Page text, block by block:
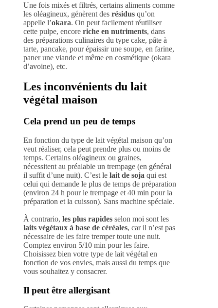
Une fois mixés et filtrés, certains aliments comme
les oléagineux, génèrent des résidus qu’on
appelle l’okara. On peut facilement réutiliser
cette pulpe, encore riche en nutriments, dans
des préparations culinaires du type cake, pâte à
tarte, pancake, pour épaissir une soupe, en farine,
paner une viande et même en cosmétique (okara
d’avoine), etc.
Les inconvénients du lait
végétal maison
Cela prend un peu de temps
En fonction du type de lait végétal maison qu’on
veut réaliser, cela peut prendre plus ou moins de
temps. Certains oléagineux ou graines,
nécessitent au préalable un trempage (en général
il suffit d’une nuit). C’est le lait de soja qui est
celui qui demande le plus de temps de préparation
(environ 24 h pour le trempage et 40 min pour la
préparation et la cuisson). Sans machine spéciale.
À contrario, les plus rapides selon moi sont les
laits végétaux à base de céréales, car il n’est pas
nécessaire de les faire tremper toute une nuit.
Comptez environ 5/10 min pour les faire.
Choisissez bien votre type de lait végétal en
fonction de vos envies, mais aussi du temps que
vous souhaitez y consacrer.
Il peut être allergisant